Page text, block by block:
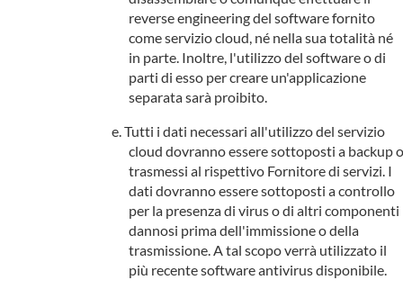
reverse engineering del software fornito
come servizio cloud, né nella sua totalità né
in parte. Inoltre, l'utilizzo del software o di
parti di esso per creare un'applicazione
separata sarà proibito.
Tutti i dati necessari all'utilizzo del servizio
cloud dovranno essere sottoposti a backup o
trasmessi al rispettivo Fornitore di servizi. I
dati dovranno essere sottoposti a controllo
per la presenza di virus o di altri componenti
dannosi prima dell'immissione o della
trasmissione. A tal scopo verrà utilizzato il
più recente software antivirus disponibile.